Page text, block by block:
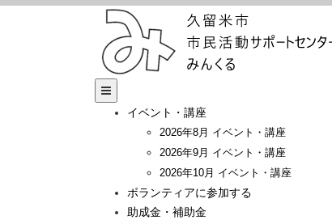
イベント・講座
2026年8月 イベント・講座
2026年9月 イベント・講座
2026年10月 イベント・講座
ボランティアに参加する
助成金・補助金